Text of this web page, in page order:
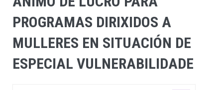
PROGRAMAS DIRIXIDOS A
MULLERES EN SITUACIÓN DE
ESPECIAL VULNERABILIDADE